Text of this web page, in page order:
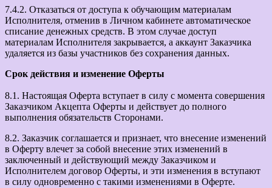
7.4.2. Отказаться от доступа к обучающим материалам
Исполнителя, отменив в Личном кабинете автоматическое
списание денежных средств. В этом случае доступ
материалам Исполнителя закрывается, а аккаунт Заказчика
удаляется из базы участников без сохранения данных.
Срок действия и изменение Оферты
8.1. Настоящая Оферта вступает в силу с момента совершения
Заказчиком Акцепта Оферты и действует до полного
выполнения обязательств Сторонами.
8.2. Заказчик соглашается и признает, что внесение изменений
в Оферту влечет за собой внесение этих изменений в
заключенный и действующий между Заказчиком и
Исполнителем договор Оферты, и эти изменения в вступают
в силу одновременно с такими изменениями в Оферте.